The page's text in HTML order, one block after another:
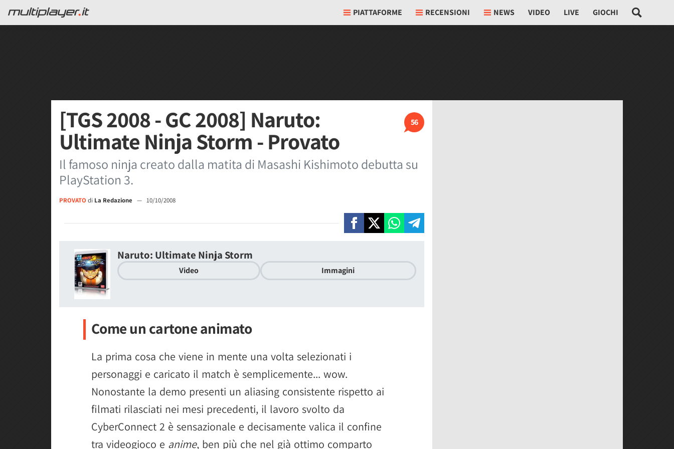
PIATTAFORME RECENSIONI NEWS VIDEO LIVE GIOCHI
56
[TGS 2008 - GC 2008] Naruto:
Ultimate Ninja Storm - Provato
Il famoso ninja creato dalla matita di Masashi Kishimoto debutta su
PlayStation 3.
PROVATO di La Redazione — 10/10/2008
Naruto: Ultimate Ninja Storm
Video Immagini
Come un cartone animato
La prima cosa che viene in mente una volta selezionati i
personaggi e caricato il match è semplicemente... wow.
Nonostante la demo presenti un aliasing consistente rispetto ai
filmati rilasciati nei mesi precedenti, il lavoro svolto da
CyberConnect 2 è sensazionale e decisamente valica il confine
tra videogioco e anime, ben più che nel già ottimo comparto